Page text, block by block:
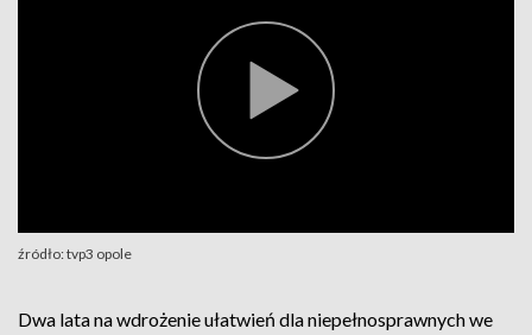
źródło: tvp3 opole
Dwa lata na wdrożenie ułatwień dla niepełnosprawnych we